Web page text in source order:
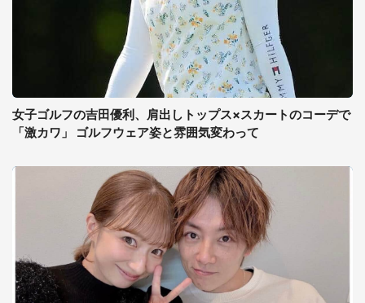
女子ゴルフの吉田優利、肩出しトップス×スカートのコーデで
「激カワ」 ゴルフウェア姿と雰囲気変わって